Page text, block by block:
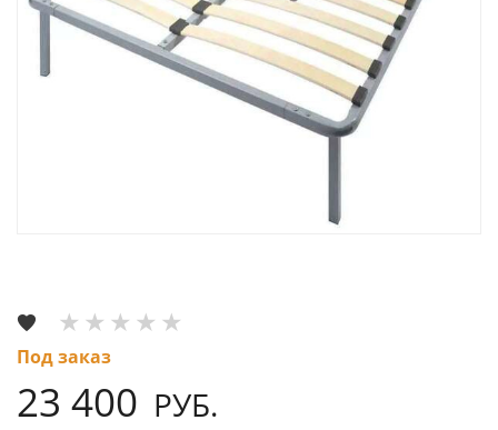
Под заказ
23 400 РУБ.